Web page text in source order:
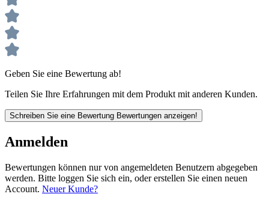
Geben Sie eine Bewertung ab!
Teilen Sie Ihre Erfahrungen mit dem Produkt mit anderen Kunden.
Schreiben Sie eine Bewertung Bewertungen anzeigen!
Anmelden
Bewertungen können nur von angemeldeten Benutzern abgegeben
werden. Bitte loggen Sie sich ein, oder erstellen Sie einen neuen
Account. Neuer Kunde?